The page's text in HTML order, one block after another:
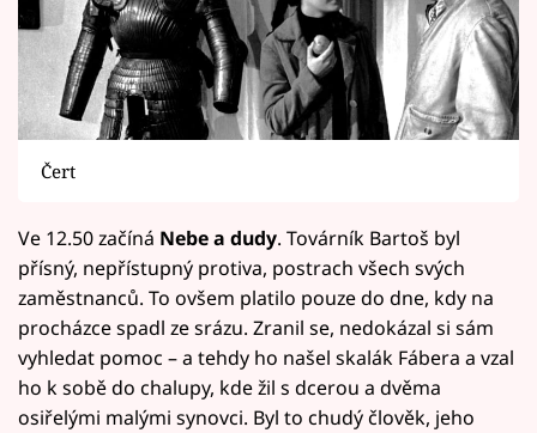
Čert
Ve 12.50 začíná Nebe a dudy. Továrník Bartoš byl
přísný, nepřístupný protiva, postrach všech svých
zaměstnanců. To ovšem platilo pouze do dne, kdy na
procházce spadl ze srázu. Zranil se, nedokázal si sám
vyhledat pomoc – a tehdy ho našel skalák Fábera a vzal
ho k sobě do chalupy, kde žil s dcerou a dvěma
osiřelými malými synovci. Byl to chudý člověk, jeho